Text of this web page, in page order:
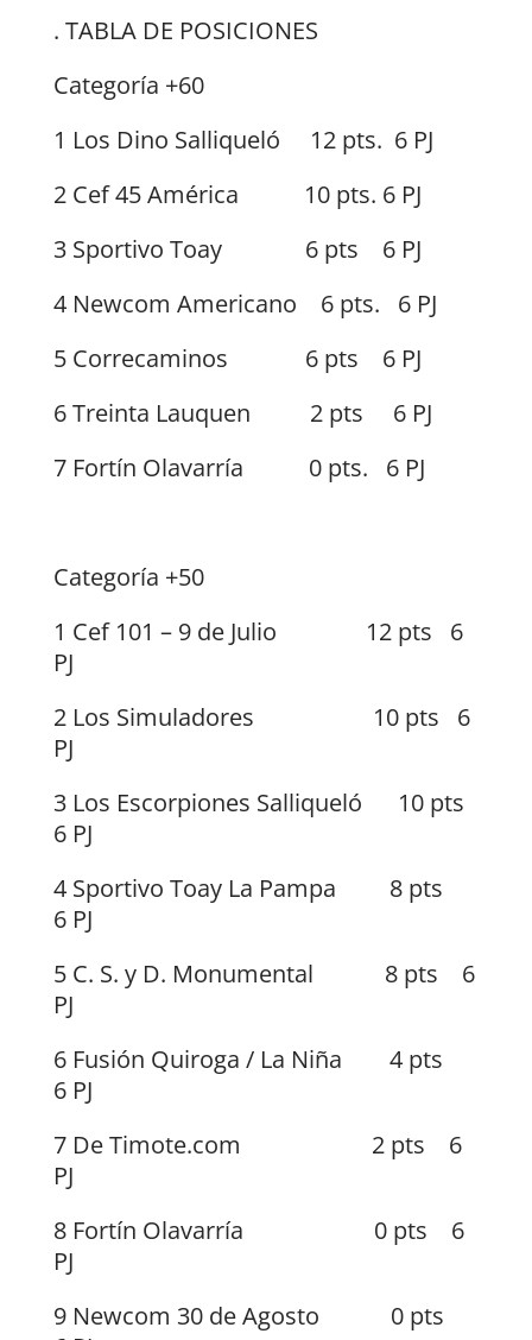
. TABLA DE POSICIONES
Categoría +60
1 Los Dino Salliqueló 12 pts. 6 PJ
2 Cef 45 América 10 pts. 6 PJ
3 Sportivo Toay 6 pts 6 PJ
4 Newcom Americano 6 pts. 6 PJ
5 Correcaminos 6 pts 6 PJ
6 Treinta Lauquen 2 pts 6 PJ
7 Fortín Olavarría 0 pts. 6 PJ
Categoría +50
1 Cef 101 – 9 de Julio 12 pts 6
PJ
2 Los Simuladores 10 pts 6
PJ
3 Los Escorpiones Salliqueló 10 pts
6 PJ
4 Sportivo Toay La Pampa 8 pts
6 PJ
5 C. S. y D. Monumental 8 pts 6
PJ
6 Fusión Quiroga / La Niña 4 pts
6 PJ
7 De Timote.com 2 pts 6
PJ
8 Fortín Olavarría 0 pts 6
PJ
9 Newcom 30 de Agosto 0 pts